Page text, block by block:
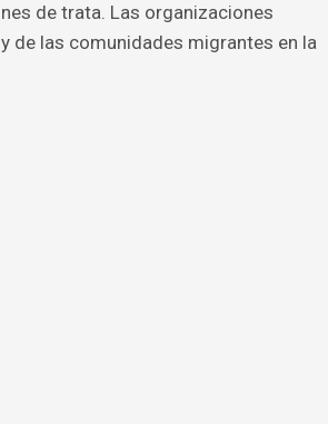
de trata. Las organizaciones
de las comunidades migrantes en la